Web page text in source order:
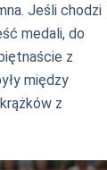
Jeśli chodzi
medali, do
z
między
z